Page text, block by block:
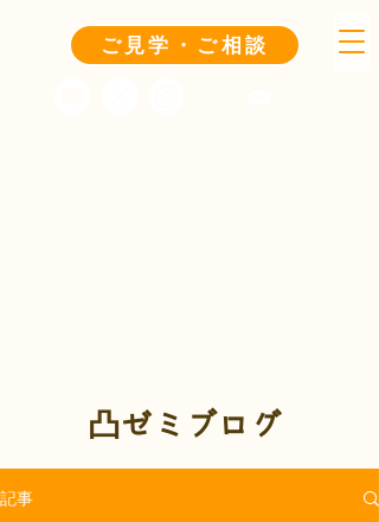
ご見学・ご相談
凸ゼミブログ
記事